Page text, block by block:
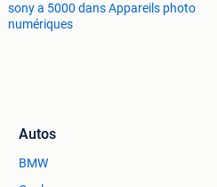
sony a 5000 dans Appareils photo
numériques
Autos
BMW